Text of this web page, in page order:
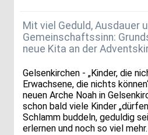
Mit viel Geduld, Ausdauer
Gemeinschaftssinn:
neue Kita an der
Gelsenkirchen - „Kinder, die
Erwachsene, die nichts
neuen Arche Noah in
schon bald viele Kinder
Schlamm buddeln, geduldig
erlernen und noch so viel mehr.